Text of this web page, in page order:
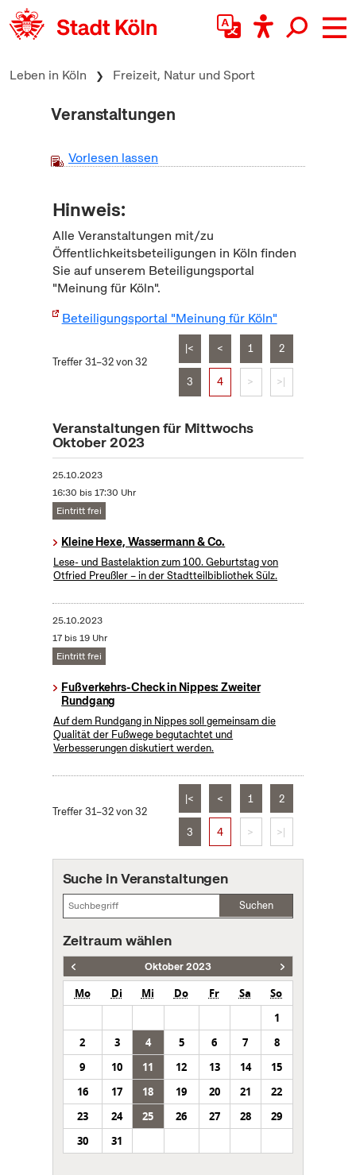
zum Inhalt springen
Leben in Köln Freizeit, Natur und Sport
Veranstaltungen
Vorlesen lassen
Hinweis:
Alle Veranstaltungen mit/zu
Öffentlichkeitsbeteiligungen in Köln finden
Sie auf unserem Beteiligungsportal
"Meinung für Köln".
Beteiligungsportal "Meinung für Köln"
Treffer 31–32 von 32
|< < 1 2
3 4 > >|
Veranstaltungen für Mittwochs
Oktober 2023
25.10.2023
16:30 bis 17:30 Uhr
Eintritt frei
Kleine Hexe, Wassermann & Co.
Lese- und Bastelaktion zum 100. Geburtstag von
Otfried Preußler – in der Stadtteilbibliothek Sülz.
25.10.2023
17 bis 19 Uhr
Eintritt frei
Fußverkehrs-Check in Nippes: Zweiter
Rundgang
Auf dem Rundgang in Nippes soll gemeinsam die
Qualität der Fußwege begutachtet und
Verbesserungen diskutiert werden.
Treffer 31–32 von 32
|< < 1 2
3 4 > >|
Suche in Veranstaltungen
Suchen
Zeitraum wählen
Oktober 2023
Mo Di Mi Do Fr Sa
So
1
2
3 4 5 6 7
8
9
10 11 12 13 14
15
16
17 18 19 20 21
22
23
24 25 26 27 28
29
30
31